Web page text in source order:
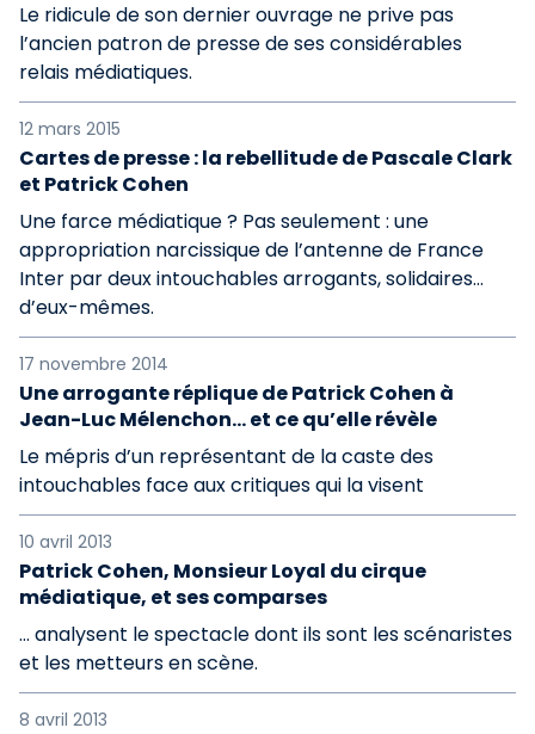
Le ridicule de son dernier ouvrage ne prive pas
l’ancien patron de presse de ses considérables
relais médiatiques.
12 mars 2015
Cartes de presse : la rebellitude de Pascale Clark
et Patrick Cohen
Une farce médiatique ? Pas seulement : une
appropriation narcissique de l’antenne de France
Inter par deux intouchables arrogants, solidaires…
d’eux-mêmes.
17 novembre 2014
Une arrogante réplique de Patrick Cohen à
Jean-Luc Mélenchon… et ce qu’elle révèle
Le mépris d’un représentant de la caste des
intouchables face aux critiques qui la visent
10 avril 2013
Patrick Cohen, Monsieur Loyal du cirque
médiatique, et ses comparses
… analysent le spectacle dont ils sont les scénaristes
et les metteurs en scène.
8 avril 2013